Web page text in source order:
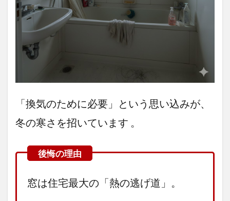
「換気のために必要」という思い込みが、
冬の寒さを招いています 。
窓は住宅最大の「熱の逃げ道」。